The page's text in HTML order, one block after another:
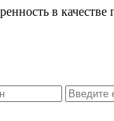
в качестве